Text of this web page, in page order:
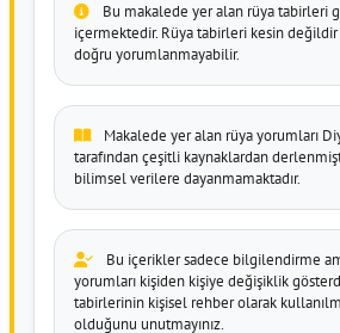
Bu makalede yer alan rüya tabirleri
içermektedir. Rüya tabirleri kesin
doğru yorumlanmayabilir.
Makalede yer alan rüya yorumları
tarafından çeşitli kaynaklardan
bilimsel verilere dayanmamaktadır.
Bu içerikler sadece bilgilendirme
yorumları kişiden kişiye değişiklik
tabirlerinin kişisel rehber olarak
olduğunu unutmayınız.